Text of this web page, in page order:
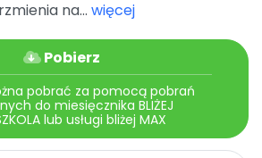
numeryna... więcej
Pobierz
pobrać za pomocą pobrań
do miesięcznika BLIŻEJ
lub usługi bliżej MAX